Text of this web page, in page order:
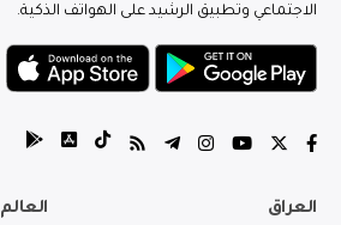
الاجتماعي وتطبيق الرشيد على الهواتف الذكية.
العراق العالم